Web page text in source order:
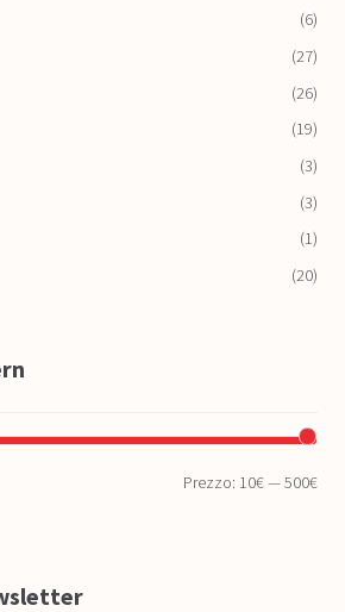
(6)
(27)
(26)
(19)
(3)
(3)
(1)
(20)
Prezzo: 10€—500€